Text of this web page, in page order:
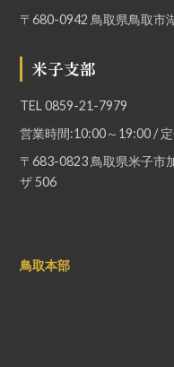
〒680-0942 鳥取県鳥取市
米子支部
TEL0859-21-7979
営業時間:10:00～19:00 /
〒683-0823 鳥取県米子市
ザ 506
鳥取本部